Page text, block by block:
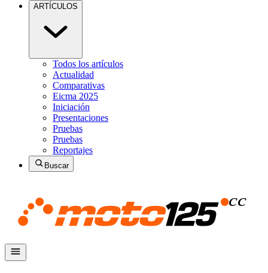
ARTÍCULOS
Todos los artículos
Actualidad
Comparativas
Eicma 2025
Iniciación
Presentaciones
Pruebas
Pruebas
Reportajes
Buscar